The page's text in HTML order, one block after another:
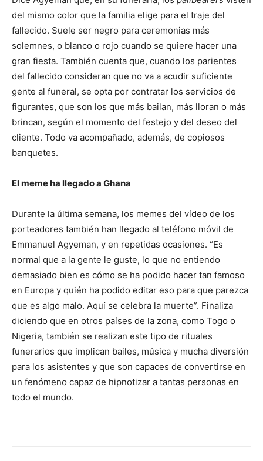
del mismo color que la familia elige para el traje del
fallecido. Suele ser negro para ceremonias más
solemnes, o blanco o rojo cuando se quiere hacer una
gran fiesta. También cuenta que, cuando los parientes
del fallecido consideran que no va a acudir suficiente
gente al funeral, se opta por contratar los servicios de
figurantes, que son los que más bailan, más lloran o más
brincan, según el momento del festejo y del deseo del
cliente. Todo va acompañado, además, de copiosos
banquetes.
El meme ha llegado a Ghana
Durante la última semana, los memes del vídeo de los
porteadores también han llegado al teléfono móvil de
Emmanuel Agyeman, y en repetidas ocasiones. “Es
normal que a la gente le guste, lo que no entiendo
demasiado bien es cómo se ha podido hacer tan famoso
en Europa y quién ha podido editar eso para que parezca
que es algo malo. Aquí se celebra la muerte”. Finaliza
diciendo que en otros países de la zona, como Togo o
Nigeria, también se realizan este tipo de rituales
funerarios que implican bailes, música y mucha diversión
para los asistentes y que son capaces de convertirse en
un fenómeno capaz de hipnotizar a tantas personas en
todo el mundo.